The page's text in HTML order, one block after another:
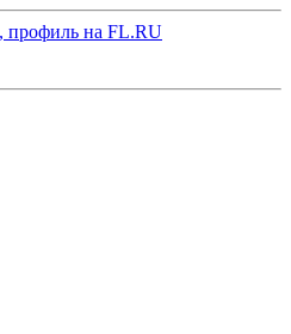
профиль на FL.RU